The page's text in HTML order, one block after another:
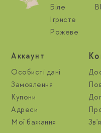
Біле
Ігристе
Рожеве
Aккаунт
Особисті дані
Замовлення
Купони
Адреси
Мої бажання